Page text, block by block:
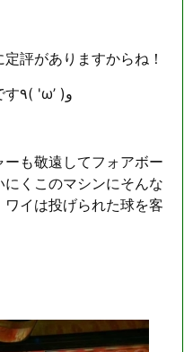
評がありますからね！
こんなの成功する気しかしないです٩( 'ω’ )و
も敬遠してフォアボー
くこのマシンにそんな
イは投げられた球を客